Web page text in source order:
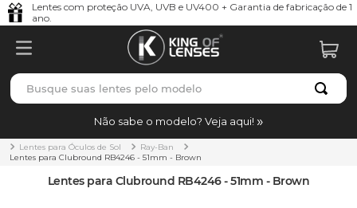
Lentes com proteção UVA, UVB e UV400 + Garantia de fabricação de 1
ano.
Busque suas lentes pelo modelo
Não sabe o modelo? Veja aqui!
Lentes para Óculos de Sol
Ray-Ban
Lentes para Clubround RB4246 - 51mm - Brown
Lentes para Clubround RB4246 - 51mm - Brown
TERMOS MAIS BUSCADOS
1º borrachas
holbrook